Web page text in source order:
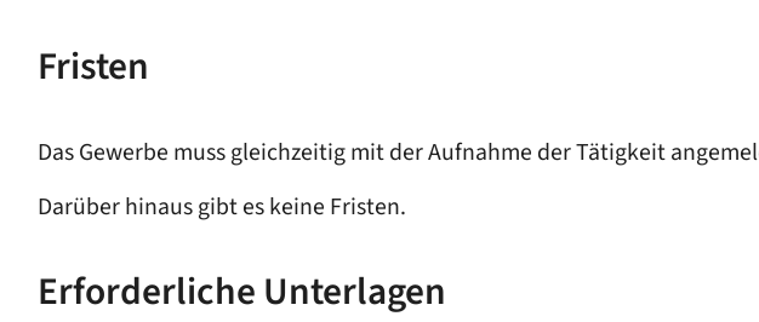
Fristen
Das Gewerbe muss gleichzeitig mit der Aufnahme der Tätigkeit
Darüber hinaus gibt es keine Fristen.
Erforderliche Unterlagen